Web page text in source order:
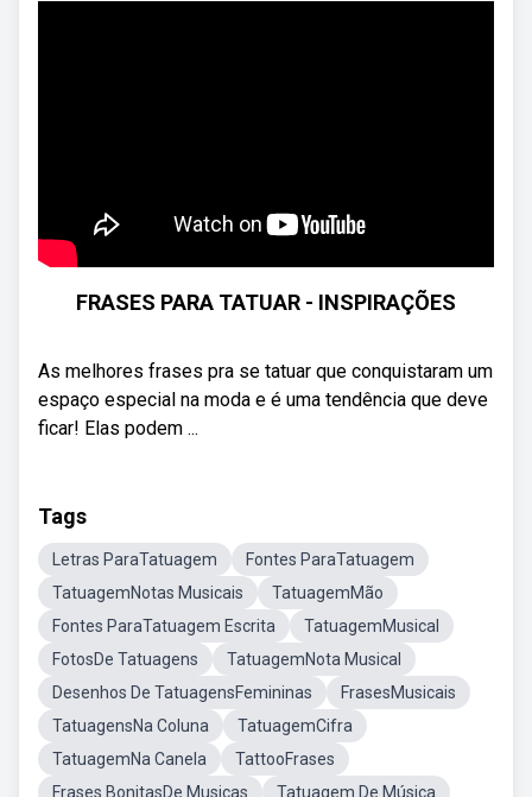
FRASES PARA TATUAR - INSPIRAÇÕES
As melhores frases pra se tatuar que conquistaram um
espaço especial na moda e é uma tendência que deve
ficar! Elas podem ...
Tags
Letras ParaTatuagem
Fontes ParaTatuagem
TatuagemNotas Musicais
TatuagemMão
Fontes ParaTatuagem Escrita
TatuagemMusical
FotosDe Tatuagens
TatuagemNota Musical
Desenhos De TatuagensFemininas
FrasesMusicais
TatuagensNa Coluna
TatuagemCifra
TatuagemNa Canela
TattooFrases
Frases BonitasDe Musicas
Tatuagem De Música